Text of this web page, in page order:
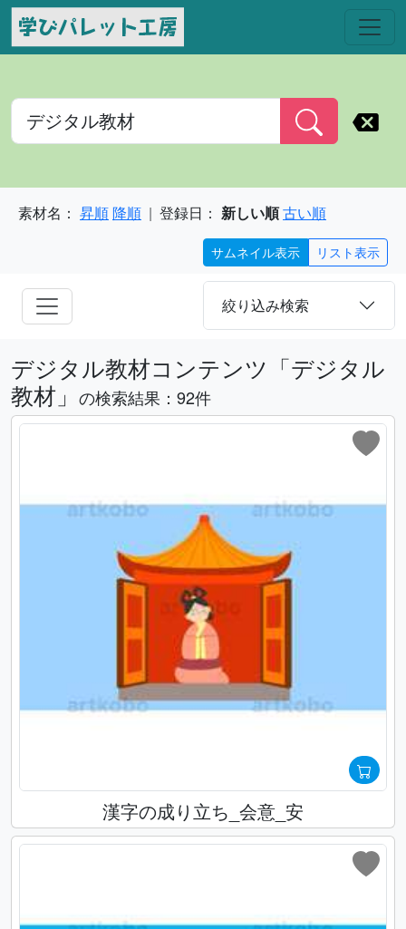
素材名： 昇順降順 登録日： 新しい順古い順
サムネイル表示 リスト表示
絞り込み検索
デジタル教材コンテンツ「デジタル
教材」 の検索結果 ：92件
漢字の成り立ち_会意_安